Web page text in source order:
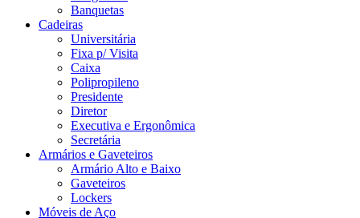
Banquetas
Cadeiras
Universitária
Fixa p/ Visita
Caixa
Polipropileno
Presidente
Diretor
Executiva e Ergonômica
Secretária
Armários e Gaveteiros
Armário Alto e Baixo
Gaveteiros
Lockers
Móveis de Aço